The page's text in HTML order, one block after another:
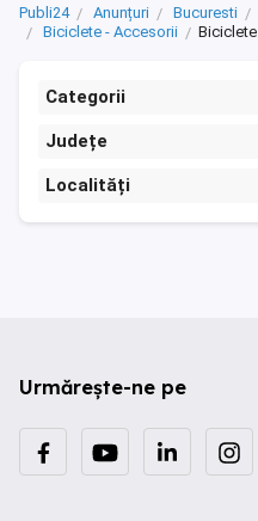
Publi24 Anunțuri Bucuresti
Biciclete - Accesorii
Biciclete
Categorii
Județe
Localități
Urmărește-ne pe